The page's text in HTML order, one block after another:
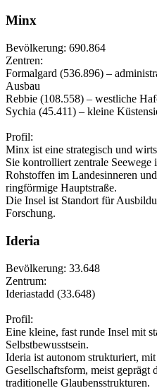
Minx
Bevölkerung: 690.864
Zentren:
Formalgard (536.896) –
Ausbau
Rebbie (108.558) – westliche
Sychia (45.411) – kleine
Profil:
Minx ist eine strategisch und
Sie kontrolliert zentrale Seewege
Rohstoffen im Landesinneren
ringförmige Hauptstraße.
Die Insel ist Standort für
Forschung.
Ideria
Bevölkerung: 33.648
Zentrum:
Ideriastadd (33.648)
Profil:
Eine kleine, fast runde Insel mit
Selbstbewusstsein.
Ideria ist autonom strukturiert, mit
Gesellschaftsform, meist
traditionelle Glaubensstrukturen.